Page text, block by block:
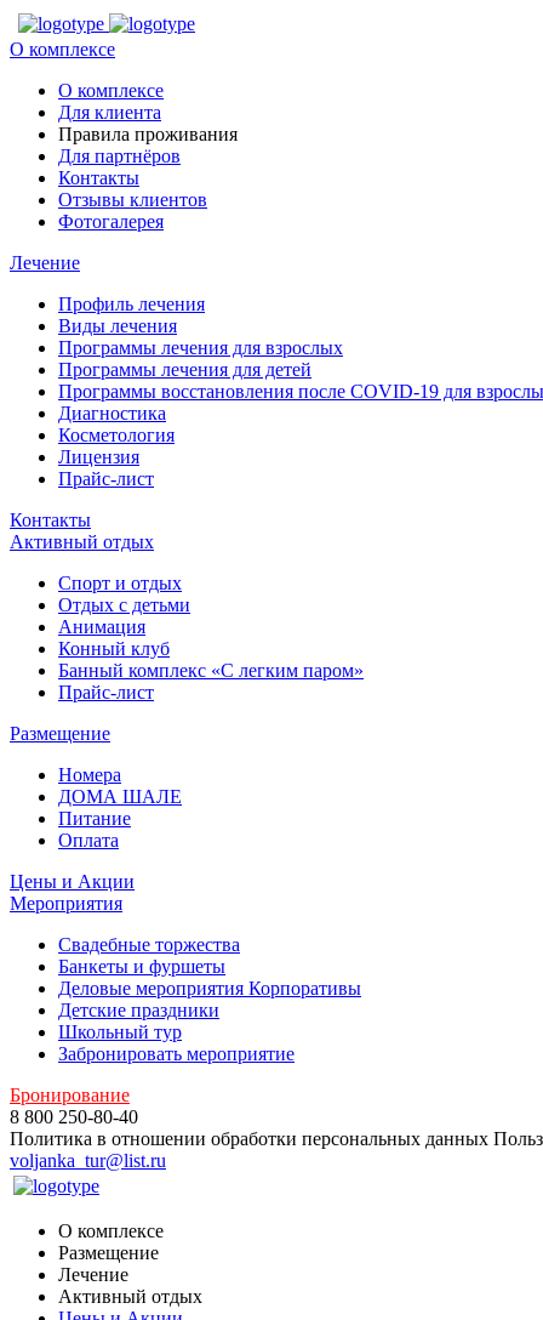
О комплексе
О комплексе
Для клиента
Правила проживания
Для партнёров
Контакты
Отзывы клиентов
Фотогалерея
Лечение
Профиль лечения
Виды лечения
Программы лечения для взрослых
Программы лечения для детей
Программы восстановления после COVID-19 для
Диагностика
Косметология
Лицензия
Прайс-лист
Контакты
Активный отдых
Спорт и отдых
Отдых с детьми
Анимация
Конный клуб
Банный комплекс «С легким паром»
Прайс-лист
Размещение
Номера
ДОМА ШАЛЕ
Питание
Оплата
Цены и Акции
Мероприятия
Свадебные торжества
Банкеты и фуршеты
Деловые мероприятия Корпоративы
Детские праздники
Школьный тур
Забронировать мероприятие
Бронирование
8 800 250-80-40
Политика в отношении обработки персональных данных
voljanka_tur@list.ru
О комплексе
Размещение
Лечение
Активный отдых